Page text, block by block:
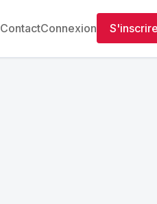
ContactConnexion